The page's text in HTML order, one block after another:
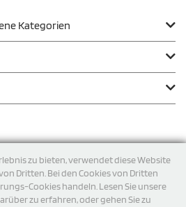
zu bieten, verwendet diese Website
Dritten. Bei den Cookies von Dritten
Cookies handeln. Lesen Sie unsere
zu erfahren, oder gehen Sie zu
Kategorien